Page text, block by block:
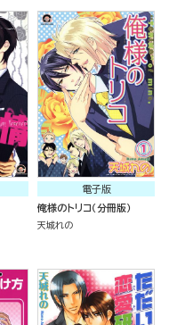
電子版
俺様のトリコ（分冊版）
天城れの